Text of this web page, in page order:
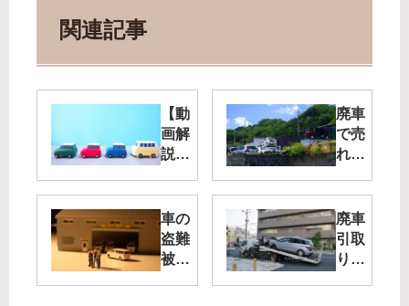
関連記事
【動
画解
説】
自動
車・
軽自
動車
廃車
で売
れる
ツと
は？
金額
を左
右す
車の
盗難
被害
廃車
引取
りに